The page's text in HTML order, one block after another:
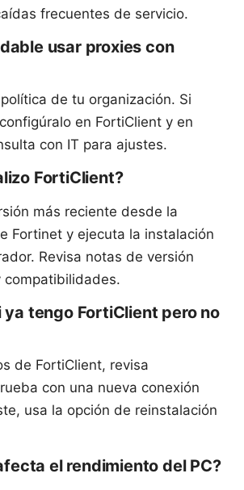
frecuentes de servicio.
usar proxies con
de tu organización. Si
en FortiClient y en
con IT para ajustes.
FortiClient?
más reciente desde la
Fortinet y ejecuta la instalación
Revisa notas de versión
compatibilidades.
ya tengo FortiClient pero no
de FortiClient, revisa
con una nueva conexión
usa la opción de reinstalación
el rendimiento del PC?